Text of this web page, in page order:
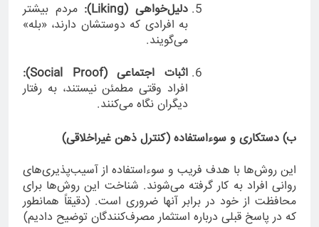
دلیل‌خواهی (Liking):
مردم بیشتر
به افرادی که دوستشان دارند، «بله»
می‌گویند.
اثبات اجتماعی (Social Proof):
افراد وقتی مطمئن نیستند، به رفتار
دیگران نگاه می‌کنند.
ب) دستکاری و سوءاستفاده (کنترل ذهن غیراخلاقی)
این روش‌ها با هدف فریب و سوءاستفاده از آسیب‌پذیری‌های
روانی افراد به کار گرفته می‌شوند. شناخت این روش‌ها برای
محافظت از خود در برابر آنها ضروری است. (دقیقاً همانطور
که در پاسخ قبلی درباره استثمار مصرف‌کنندگان توضیح دادیم)